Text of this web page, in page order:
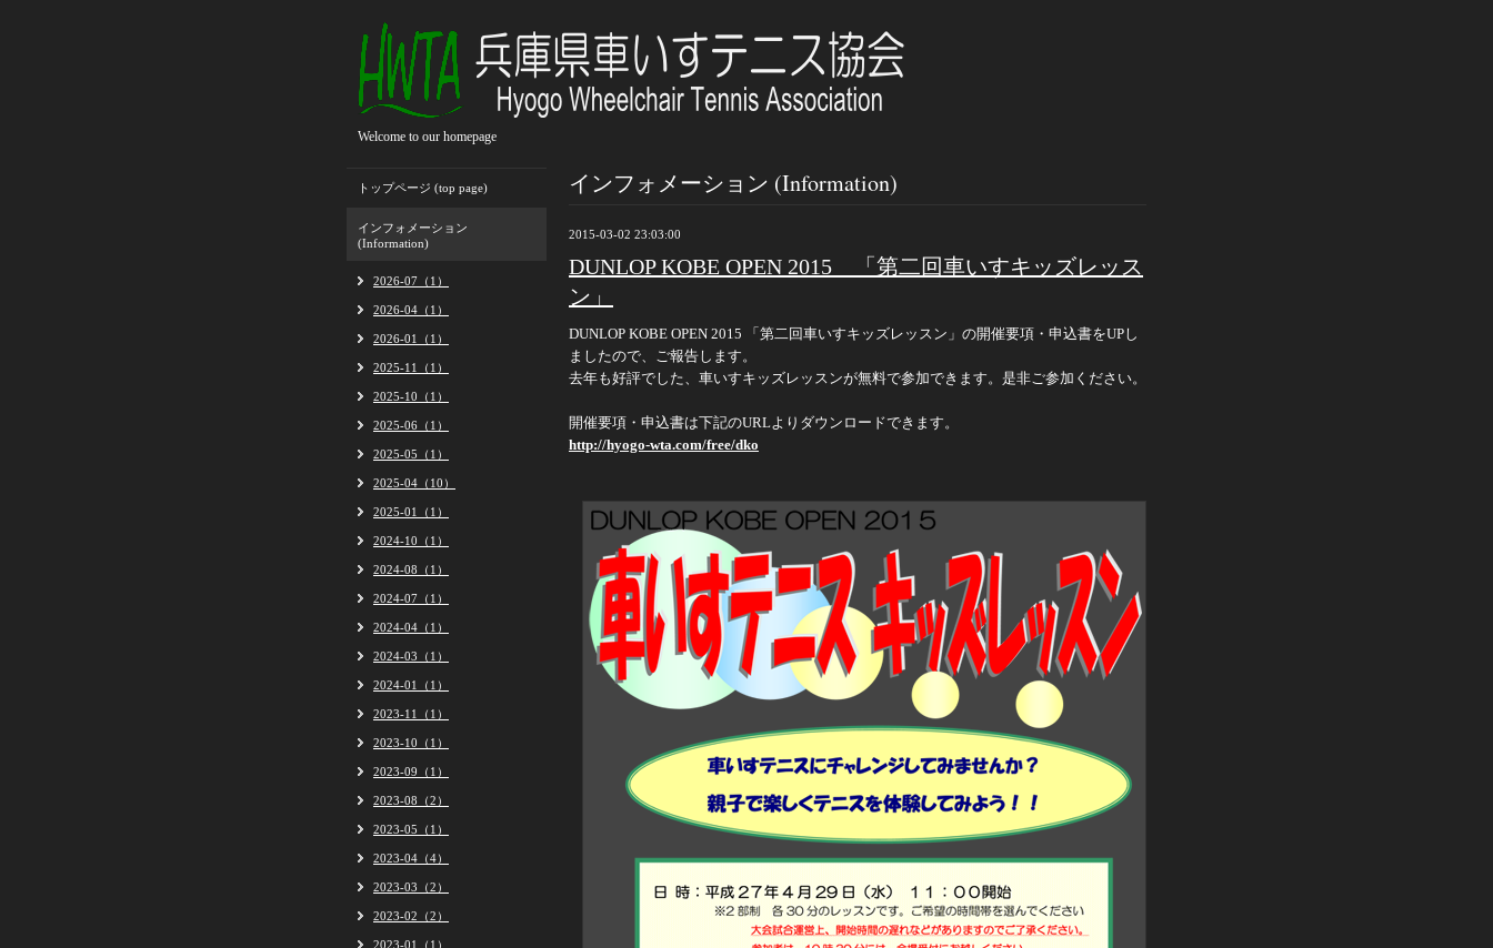
Welcome to our homepage
インフォメーション (Information)
2015-03-02 23:03:00
DUNLOP KOBE OPEN 2015 「第二回車いすキッズレッス
ン」
DUNLOP KOBE OPEN 2015 「第二回車いすキッズレッスン」の開催要項・申込書をUPし
ましたので、ご報告します。
去年も好評でした、車いすキッズレッスンが無料で参加できます。是非ご参加ください。
開催要項・申込書は下記のURLよりダウンロードできます。
http://hyogo-wta.com/free/dko
トップページ (top page)
インフォメーション
(Information)
2026-07（1）
2026-04（1）
2026-01（1）
2025-11（1）
2025-10（1）
2025-06（1）
2025-05（1）
2025-04（10）
2025-01（1）
2024-10（1）
2024-08（1）
2024-07（1）
2024-04（1）
2024-03（1）
2024-01（1）
2023-11（1）
2023-10（1）
2023-09（1）
2023-08（2）
2023-05（1）
2023-04（4）
2023-03（2）
2023-02（2）
2023-01（1）